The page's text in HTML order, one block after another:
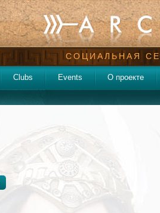
СОЦИАЛЬНАЯ
Clubs Events О проекте